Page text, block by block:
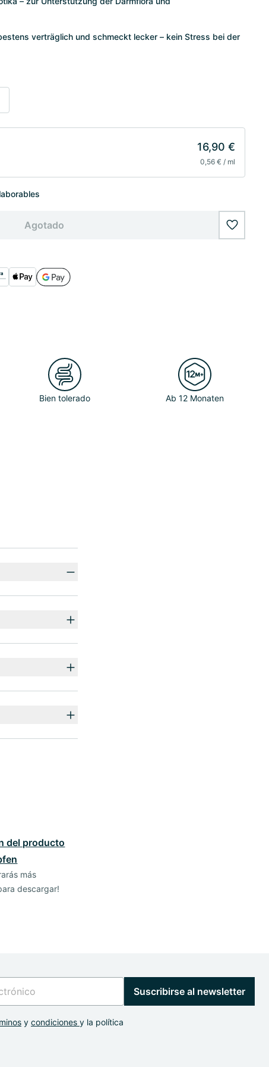
verträglich und schmeckt lecker – kein Stress bei der
16,90 €
0,56 € / ml
Agotado
Bien tolerado Ab 12 Monaten
del producto
más
descargar!
y condiciones y la política
Suscribirse al newsletter